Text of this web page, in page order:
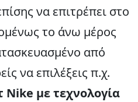
να επιτρέπει στο
το άνω μέρος
από
να επιλέξεις π.χ.
Nike με τεχνολογία